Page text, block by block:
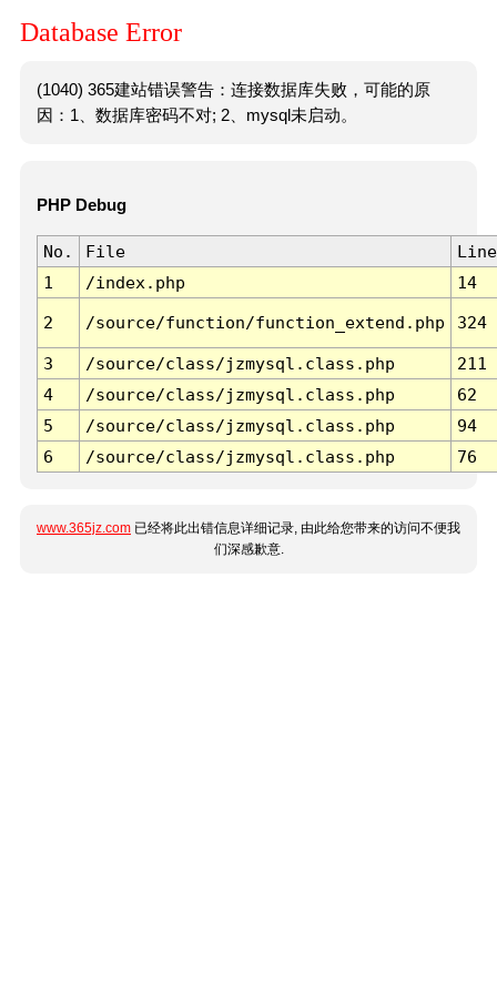
Database Error
(1040) 365建站错误警告：连接数据库失败，可能的原
因：1、数据库密码不对; 2、mysql未启动。
PHP Debug
No. File
Line
1
/index.php 14
2 /source/function/function_extend.php 324
3 /source/class/jzmysql.class.php
211
4
/source/class/jzmysql.class.php
62
5
/source/class/jzmysql.class.php
94
6
/source/class/jzmysql.class.php 76
www.365jz.com 已经将此出错信息详细记录, 由此给您带来的访问不便我
们深感歉意.